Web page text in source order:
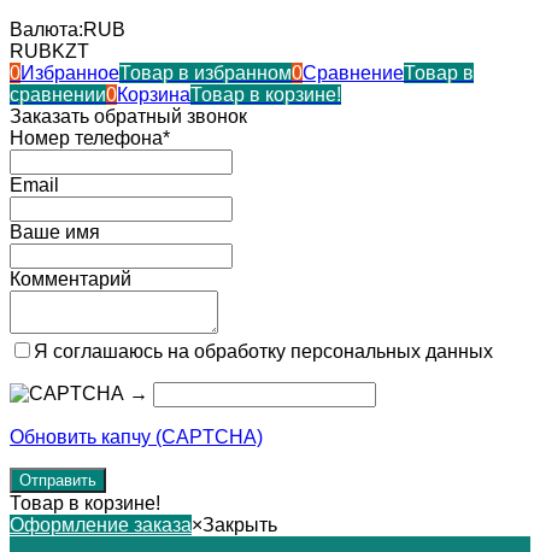
Валюта:RUB
RUBKZT
0ИзбранноеТовар в избранном0СравнениеТовар в
сравнении0КорзинаТовар в корзине!
Заказать обратный звонок
Номер телефона*
Email
Ваше имя
Комментарий
Я соглашаюсь на обработку персональных данных
→
Обновить капчу (CAPTCHA)
Товар в корзине!
Оформление заказа×Закрыть